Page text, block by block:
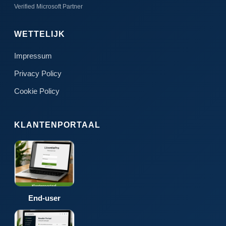
Verified Microsoft Partner
WETTELIJK
Impressum
Privacy Policy
Cookie Policy
KLANTENPORTAAL
End-user